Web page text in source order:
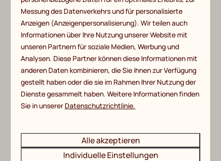
spielen? Kinder werden stundenlang Wasser
und Spaß auf dem Spielplatz haben!
Mehr
Messung des Datenverkehrs und für personalisierte
Anzeigen (Anzeigenpersonalisierung). Wir teilen auch
Informationen über Ihre Nutzung unserer Website mit
unseren Partnern für soziale Medien, Werbung und
Analysen. Diese Partner können diese Informationen mit
anderen Daten kombinieren, die Sie ihnen zur Verfügung
gestellt haben oder die sie im Rahmen Ihrer Nutzung der
Dienste gesammelt haben. Weitere Informationen finden
Sie in unserer Datenschutzrichtlinie.
Alle akzeptieren
Individuelle Einstellungen